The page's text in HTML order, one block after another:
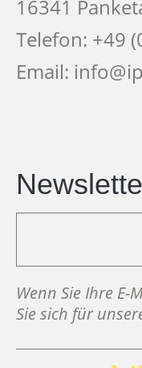
16341
Telefon: +49
Email:
Wenn Sie Ihre E-
Sie sich für